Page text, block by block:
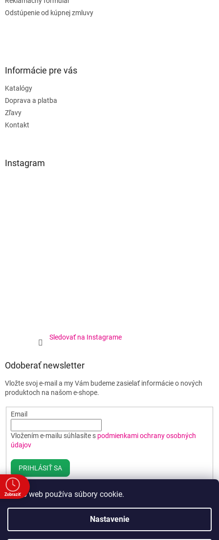
Tento web používa súbory cookie.
Nastavenie
Odstúpenie od kúpnej zmluvy
Informácie pre vás
Katalógy
Doprava a platba
Zľavy
Kontakt
Instagram
Sledovať na Instagrame
Odoberať newsletter
Vložte svoj e-mail a my Vám budeme zasielať informácie o nových
produktoch na našom e-shope.
Email
Vložením e-mailu súhlasíte s podmienkami ochrany osobných
údajov
PRIHLÁSIŤ SA
Vytvoril Shoptet
Zobraziť